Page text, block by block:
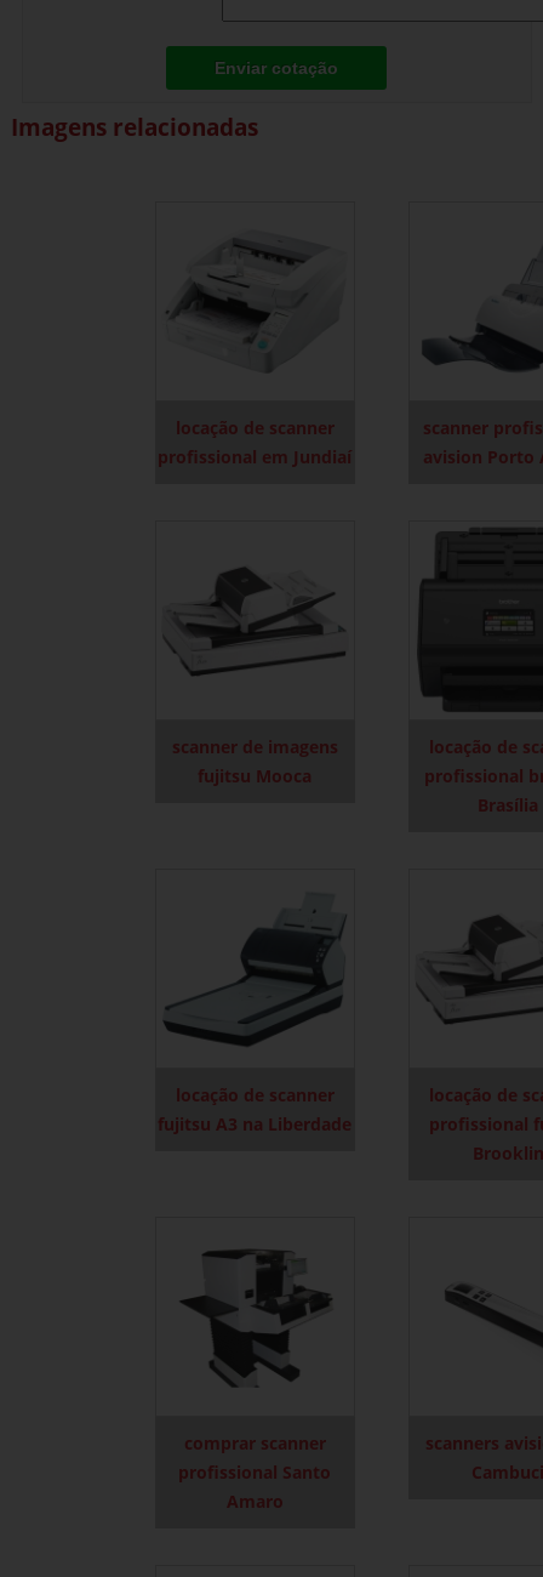
Enviar cotação
Imagens relacionadas
locação de scanner
profissional em Jundiaí
scanner
avision Porto
scanner de imagens
fujitsu Mooca
locação de
profissional
Brasília
locação de scanner
fujitsu A3 na Liberdade
locação de
profissional
Brooklin
comprar scanner
profissional Santo
Amaro
scanners